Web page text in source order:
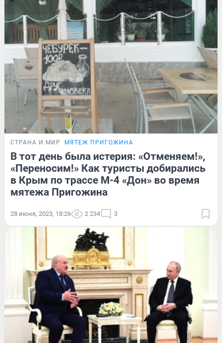
СТРАНА И МИР МЯТЕЖ ПРИГОЖИНА
В тот день была истерия: «Отменяем!»,
«Переносим!» Как туристы добирались
в Крым по трассе М-4 «Дон» во время
мятежа Пригожина
28 июня, 2023, 18:26 2 234 3